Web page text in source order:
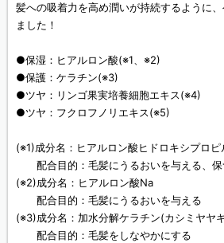
髪への吸着力を高め潤いが持続するように
ました！
●保湿：ヒアルロン酸(※1、※2)
●保護：ケラチン(※3)
●ツヤ：リンゴ果実培養細胞エキス(※4)
●ツヤ：フクロフノリエキス(※5)
(※1)成分名：ヒアルロン酸ヒドロキシプロピ
配合目的：毛髪にうるおいを与える、保
(※2)成分名：ヒアルロン酸Na
配合目的：毛髪にうるおいを与える
(※3)成分名：加水分解ケラチン(カシミヤヤ
配合目的：毛髪をしなやかにする